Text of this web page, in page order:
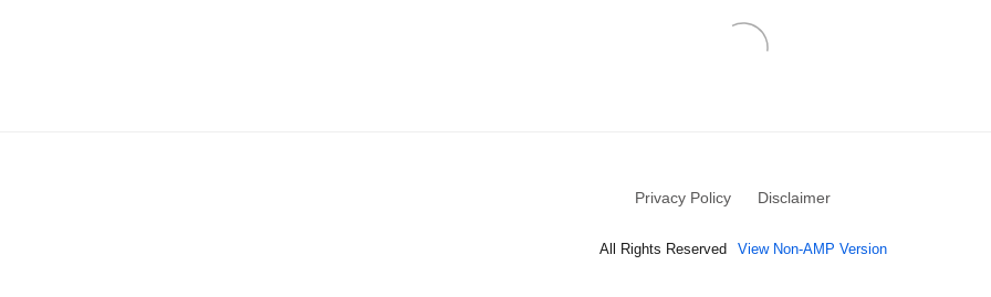
Privacy Policy Disclaimer
All Rights Reserved View Non-AMP Version